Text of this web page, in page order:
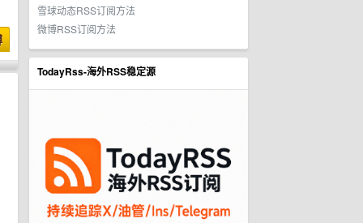
雪球动态RSS订阅方法
微博RSS订阅方法
TodayRss-海外RSS稳定源